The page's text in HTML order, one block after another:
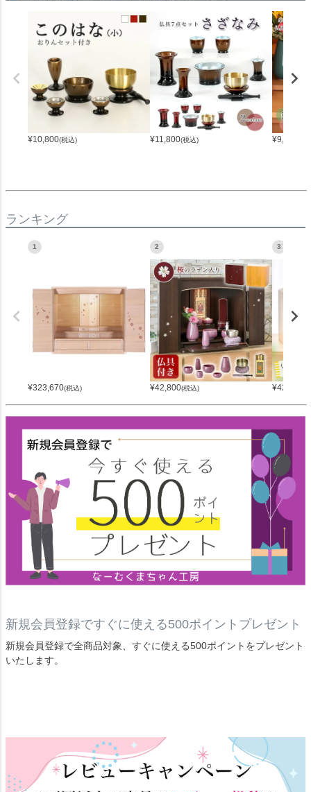
¥10,800(税込) ¥11,800(税込) ¥9,980
ランキング
1
¥323,670(税込)
2
¥42,800(税込)
3
¥42,800
新規会員登録ですぐに使える500ポイントプレゼント
新規会員登録で全商品対象、すぐに使える500ポイントをプレゼント
いたします。